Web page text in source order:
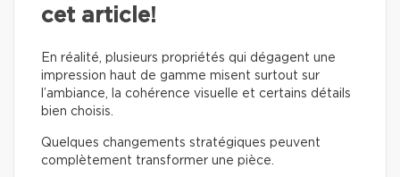
cet article!
En réalité, plusieurs propriétés qui dégagent une
impression haut de gamme misent surtout sur
l’ambiance, la cohérence visuelle et certains détails
bien choisis.
Quelques changements stratégiques peuvent
complètement transformer une pièce.